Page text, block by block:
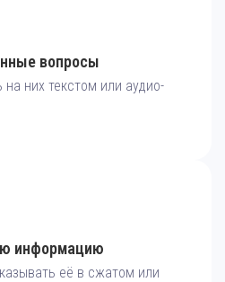
вопросы
на них текстом или аудио-
информацию
её в сжатом или